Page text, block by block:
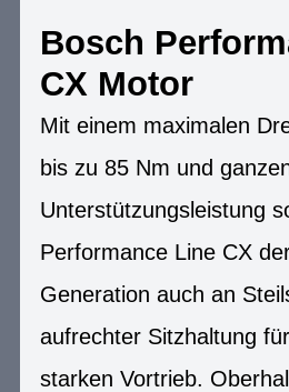
Bosch
CX Motor
Mit einem maximalen
bis zu 85 Nm und
Unterstützungsleistung
Performance Line CX
Generation auch an
aufrechter Sitzhaltung
starken Vortrieb.